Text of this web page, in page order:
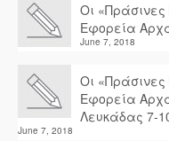
Οι «Πράσινες
Εφορεία
June 7, 2018
Οι «Πράσινες
Εφορεία
Λευκάδας 7-
June 7, 2018